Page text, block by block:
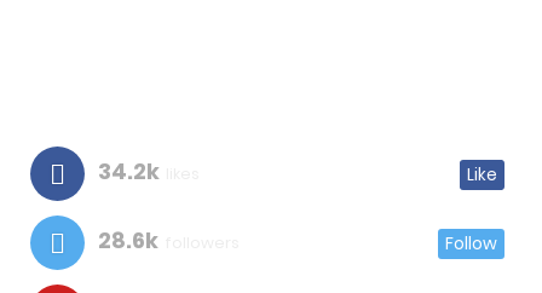
34.2k Like
28.6k Follow